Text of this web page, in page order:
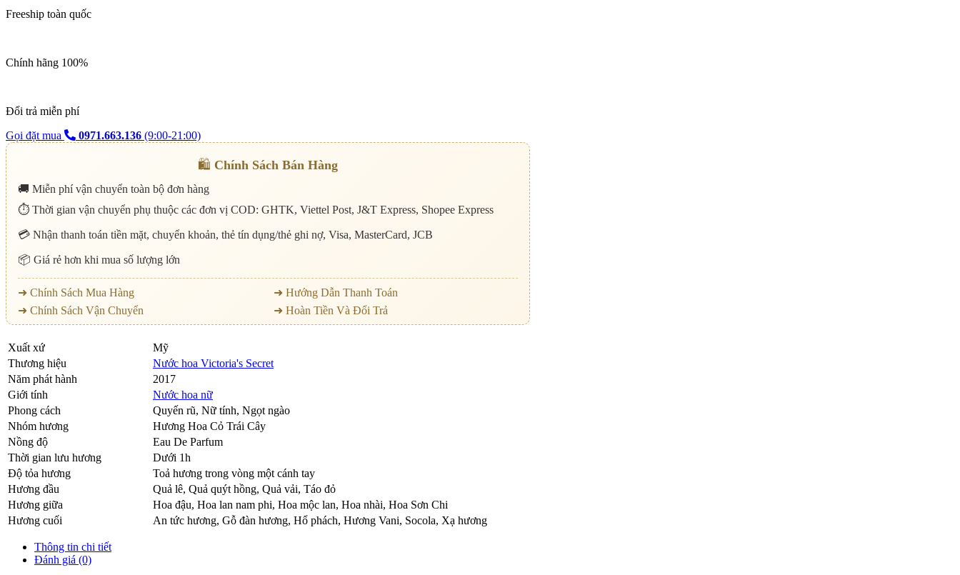
Freeship toàn quốc
Chính hãng 100%
Đổi trả miễn phí
Gọi đặt mua
0971.663.136 (9:00-21:00)
🛍️ Chính Sách Bán Hàng
🚚 Miễn phí vận chuyển toàn bộ đơn hàng
⏱️ Thời gian vận chuyển phụ thuộc các đơn vị COD: GHTK, Viettel Post, J&T Express, Shopee Express
💳 Nhận thanh toán tiền mặt, chuyển khoản, thẻ tín dụng/thẻ ghi nợ, Visa, MasterCard, JCB
📦 Giá rẻ hơn khi mua số lượng lớn
➜ Chính Sách Mua Hàng
➜ Hướng Dẫn Thanh Toán
➜ Chính Sách Vận Chuyển
➜ Hoàn Tiền Và Đổi Trả
Xuất xứ
Mỹ
Thương hiệu
Nước hoa Victoria's Secret
Năm phát hành
2017
Giới tính
Nước hoa nữ
Phong cách
Quyến rũ, Nữ tính, Ngọt ngào
Nhóm hương
Hương Hoa Cỏ Trái Cây
Nồng độ
Eau De Parfum
Thời gian lưu hương
Dưới 1h
Độ tỏa hương
Toả hương trong vòng một cánh tay
Hương đầu
Quả lê, Quả quýt hồng, Quả vải, Táo đỏ
Hương giữa
Hoa đậu, Hoa lan nam phi, Hoa mộc lan, Hoa nhài, Hoa Sơn Chi
Hương cuối
An tức hương, Gỗ đàn hương, Hổ phách, Hương Vani, Socola, Xạ hương
Thông tin chi tiết
Đánh giá (0)